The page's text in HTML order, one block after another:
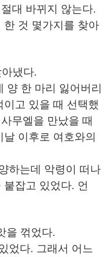
대 바뀌지 않는다.
한 것 몇가지를 찾아
냈다.
양 한 마리 잃어버리
고 있을 때 선택했
무엘을 만났을 때
이후로 여호와의
하는데 악령이 떠나
잡고 있었다. 언
을 꺾었다.
었다. 그래서 어느